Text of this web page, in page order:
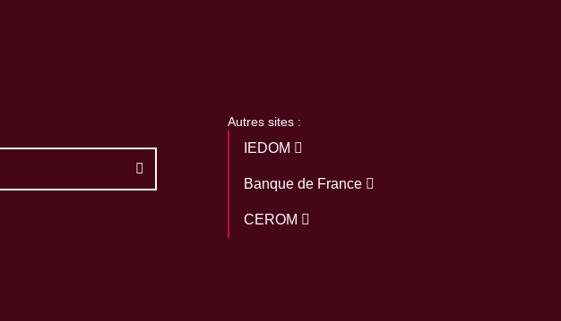
Autres sites :
IEDOM
Banque de France
CEROM